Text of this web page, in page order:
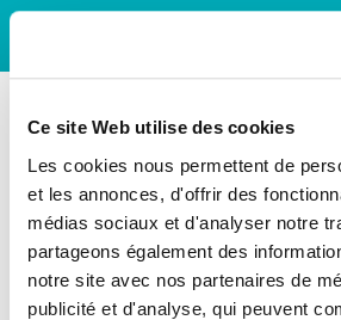
Ce site Web utilise des cookies
Les cookies nous permettent de
et les annonces, d'offrir des
médias sociaux et d'analyser notre
partageons également des
notre site avec nos partenaires de
publicité et d'analyse, qui peuvent